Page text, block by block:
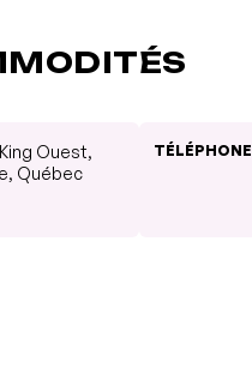
Ouest,
Québec
TÉLÉPHONE